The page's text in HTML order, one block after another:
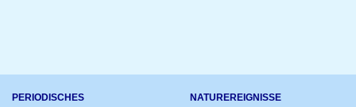
PERIODISCHES NATUREREIGNISSE